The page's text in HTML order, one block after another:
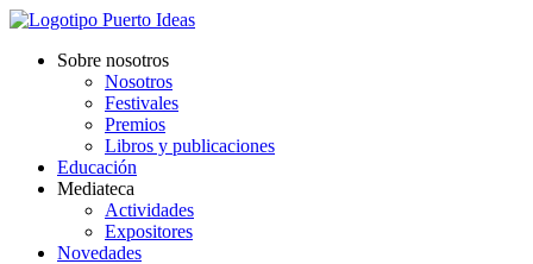
Sobre nosotros
Nosotros
Festivales
Premios
Libros y publicaciones
Educación
Mediateca
Actividades
Expositores
Novedades